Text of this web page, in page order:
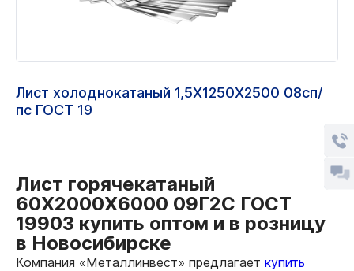
Лист холоднокатаный 1,5Х1250Х2500 08сп/
пс ГОСТ 19
Лист горячекатаный
60Х2000Х6000 09Г2С ГОСТ
19903 купить оптом и в розницу
в Новосибирске
Компания «Металлинвест» предлагает купить